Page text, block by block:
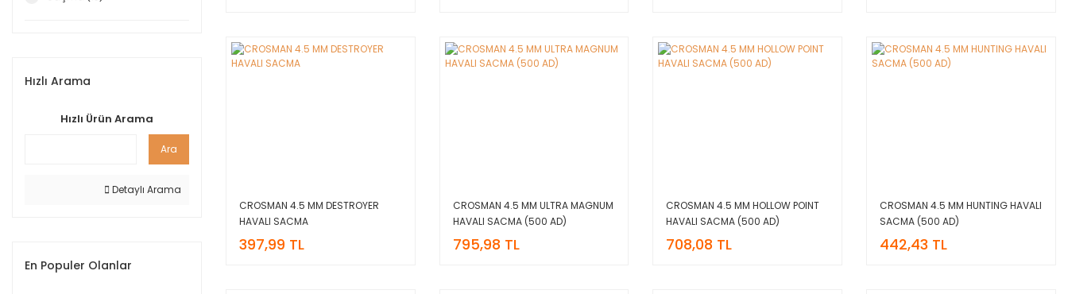
Hızlı Arama
Hızlı Ürün Arama
Ara
Detaylı Arama
En Populer Olanlar
CROSMAN 4.5 MM DESTROYER
HAVALI SACMA
397,99 TL
CROSMAN 4.5 MM ULTRA MAGNUM
HAVALI SACMA (500 AD)
795,98 TL
CROSMAN 4.5 MM HOLLOW POINT
HAVALI SACMA (500 AD)
708,08 TL
CROSMAN 4.5 MM HUNTING HAVALI
SACMA (500 AD)
442,43 TL